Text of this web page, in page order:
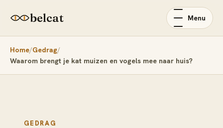
belcat Menu
Home Gedrag
Waarom brengt je kat muizen en vogels mee naar huis?
GEDRAG